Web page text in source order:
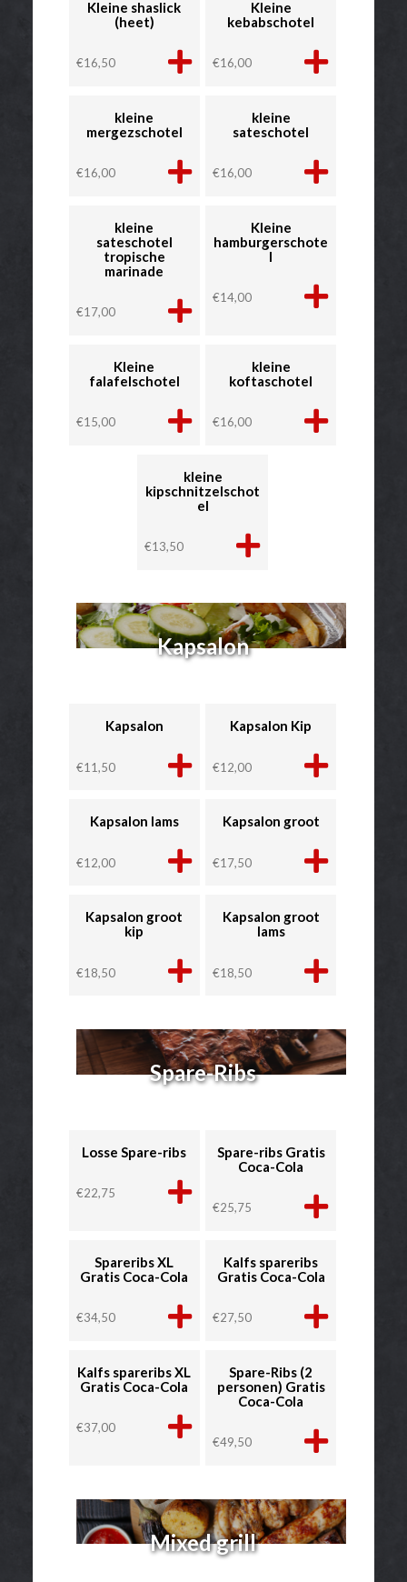
Kleine shaslick
(heet)
€16,50
Kleine
kebabschotel
€16,00
kleine
mergezschotel
€16,00
kleine
sateschotel
€16,00
kleine
sateschotel
tropische
marinade
€17,00
Kleine
hamburgerschote
l
€14,00
Kleine
falafelschotel
€15,00
kleine
koftaschotel
€16,00
kleine
kipschnitzelschot
el
€13,50
Kapsalon
Kapsalon
€11,50
Kapsalon Kip
€12,00
Kapsalon lams
€12,00
Kapsalon groot
€17,50
Kapsalon groot
kip
€18,50
Kapsalon groot
lams
€18,50
Spare-Ribs
Losse Spare-ribs
€22,75
Spare-ribs Gratis
Coca-Cola
€25,75
Spareribs XL
Gratis Coca-Cola
€34,50
Kalfs spareribs
Gratis Coca-Cola
€27,50
Kalfs spareribs XL
Gratis Coca-Cola
€37,00
Spare-Ribs (2
personen) Gratis
Coca-Cola
€49,50
Mixed grill